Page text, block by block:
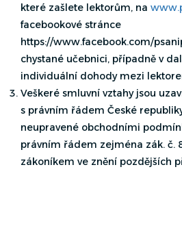
které zašlete lektorům, na
facebookové stránce
https://www.facebook.com/
chystané učebnici, případně v
individuální dohody mezi
Veškeré smluvní vztahy jsou
s právním řádem České
neupravené obchodními
právním řádem zejména zák. č.
zákoníkem ve znění pozdějších